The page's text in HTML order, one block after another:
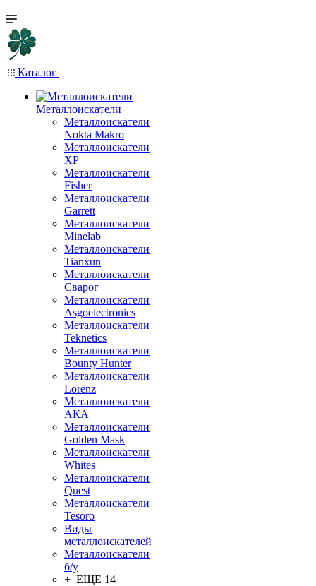
Каталог
Металлоискатели
Металлоискатели
Nokta Makro
Металлоискатели
XP
Металлоискатели
Fisher
Металлоискатели
Garrett
Металлоискатели
Minelab
Металлоискатели
Tianxun
Металлоискатели
Сварог
Металлоискатели
Asgoelectronics
Металлоискатели
Teknetics
Металлоискатели
Bounty Hunter
Металлоискатели
Lorenz
Металлоискатели
АКА
Металлоискатели
Golden Mask
Металлоискатели
Whites
Металлоискатели
Quest
Металлоискатели
Tesoro
Виды
металлоискателей
Металлоискатели
б/у
+ ЕЩЕ 14